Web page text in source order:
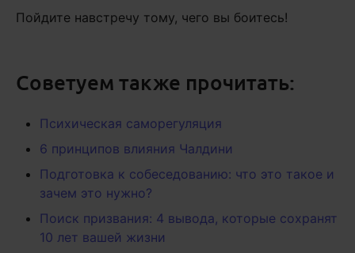
Пойдите навстречу тому, чего вы боитесь!
Советуем также прочитать:
Психическая саморегуляция
6 принципов влияния Чалдини
Подготовка к собеседованию: что это такое и
зачем это нужно?
Поиск призвания: 4 вывода, которые сохранят
10 лет вашей жизни